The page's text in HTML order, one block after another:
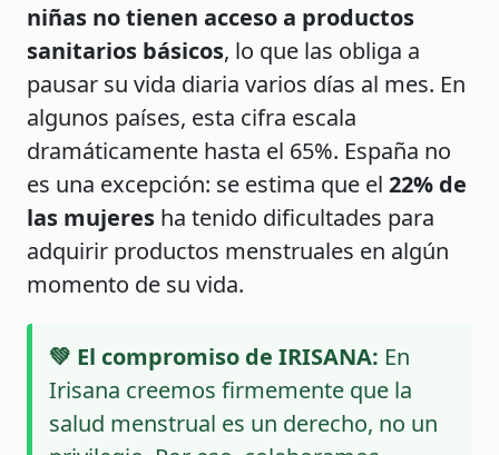
niñas no tienen acceso a productos
sanitarios básicos, lo que las obliga a
pausar su vida diaria varios días al mes. En
algunos países, esta cifra escala
dramáticamente hasta el 65%. España no
es una excepción: se estima que el 22% de
las mujeres ha tenido dificultades para
adquirir productos menstruales en algún
momento de su vida.
💚 El compromiso de IRISANA: En
Irisana creemos firmemente que la
salud menstrual es un derecho, no un